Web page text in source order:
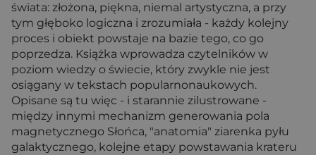
świata: złożona, piękna, niemal artystyczna, a przy
tym głęboko logiczna i zrozumiała - każdy kolejny
proces i obiekt powstaje na bazie tego, co go
poprzedza. Książka wprowadza czytelników w
poziom wiedzy o świecie, który zwykle nie jest
osiągany w tekstach popularnonaukowych.
Opisane są tu więc - i starannie zilustrowane -
między innymi mechanizm generowania pola
magnetycznego Słońca, "anatomia" ziarenka pyłu
galaktycznego, kolejne etapy powstawania krateru